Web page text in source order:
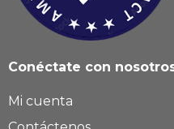
Conéctate con
Mi cuenta